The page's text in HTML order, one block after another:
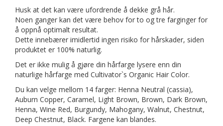
Husk at det kan være ufordrende å dekke grå hår.
Noen ganger kan det være behov for to og tre farginger for
å oppnå optimalt resultat.
Dette innebærer imidlertid ingen risiko for hårskader, siden
produktet er 100% naturlig.
Det er ikke mulig å gjøre din hårfarge lysere enn din
naturlige hårfarge med Cultivator`s Organic Hair Color.
Du kan velge mellom 14 farger: Henna Neutral (cassia),
Auburn Copper, Caramel, Light Brown, Brown, Dark Brown,
Henna, Wine Red, Burgundy, Mahogany, Walnut, Chestnut,
Deep Chestnut, Black. Fargene kan blandes.